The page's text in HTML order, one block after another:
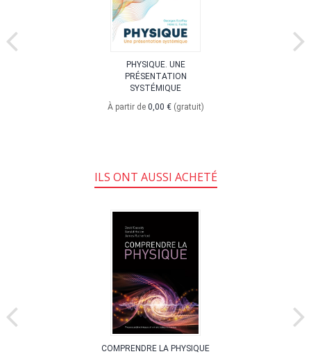
PHYSIQUE. UNE
PRÉSENTATION
SYSTÉMIQUE
À partir de 0,00 € (gratuit)
ILS ONT AUSSI ACHETÉ
COMPRENDRE LA PHYSIQUE